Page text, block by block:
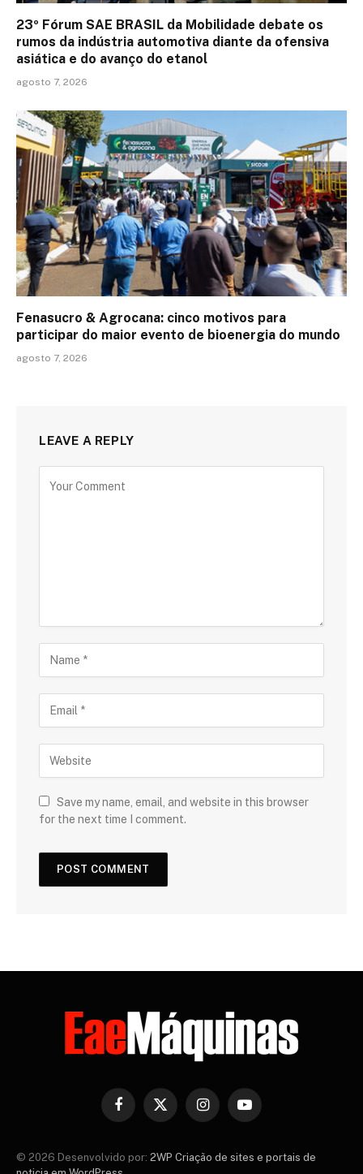
23º Fórum SAE BRASIL da Mobilidade debate os
rumos da indústria automotiva diante da ofensiva
asiática e do avanço do etanol
agosto 7, 2026
Fenasucro & Agrocana: cinco motivos para
participar do maior evento de bioenergia do mundo
agosto 7, 2026
LEAVE A REPLY
Save my name, email, and website in this browser
for the next time I comment.
Facebook
X
InstagramYouTube
© 2026 Desenvolvido por: 2WP Criação de sites e portais de